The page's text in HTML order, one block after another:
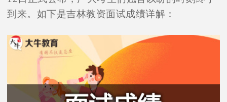
到来。如下是吉林教资面试成绩详解：